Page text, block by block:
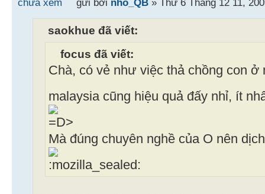
gửi bởi nho_QB » Thứ 6 Tháng 12 11,
saokhue đã viết:
focus đã viết:
Chà, có vẻ như việc thả chồng con ở
malaysia cũng hiệu quả đấy nhỉ, ít
Mà đúng chuyên nghề của O nên